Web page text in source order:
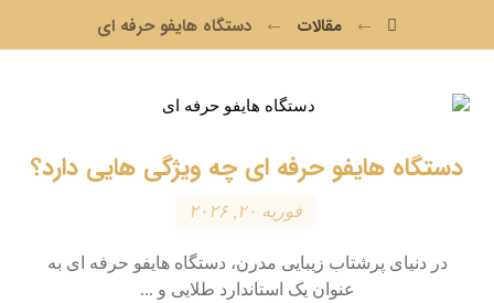
مقالات دستگاه هایفو حرفه ای
دستگاه هایفو حرفه ای چه ویژگی هایی دارد؟
فوریه ۲۰, ۲۰۲۶
در دنیای پرشتاب زیبایی مدرن، دستگاه هایفو حرفه ای به
عنوان یک استاندارد طلایی و ...